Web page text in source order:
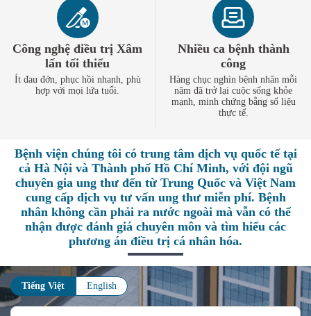
Công nghệ điều trị Xâm
lấn tối thiểu
Ít đau đớn, phục hồi nhanh, phù
hợp với mọi lứa tuổi.
Nhiều ca bệnh thành
công
Hàng chục nghìn bệnh nhân mỗi
năm đã trở lại cuộc sống khỏe
mạnh, minh chứng bằng số liệu
thực tế.
Bệnh viện chúng tôi có trung tâm dịch vụ quốc tế tại
cả Hà Nội và Thành phố Hồ Chí Minh, với đội ngũ
chuyên gia ung thư đến từ Trung Quốc và Việt Nam
cung cấp dịch vụ tư vấn ung thư miễn phí. Bệnh
nhân không cần phải ra nước ngoài mà vẫn có thể
nhận được đánh giá chuyên môn và tìm hiểu các
phương án điều trị cá nhân hóa.
Tiếng Việt English